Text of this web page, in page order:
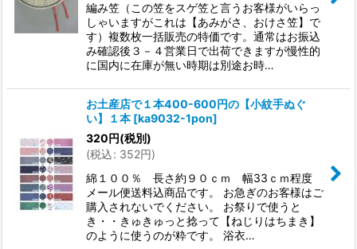
編み笠（この笠をスゲ笠と言うお客様がいらっ
しゃいますがこれは【あみがさ、おけさ笠】で
す）複数枚一括販売の特価です。通常はお振込
み確認後３－４営業日で出荷できますが慢性的
に国内に在庫が無い時期は別途お時…
お土産店で１本400-600円の【小紋手ぬぐ
い】１本 [ka9032-1pon]
320円(税別)
(税込: 352円)
綿１００％ 長さ約９０ｃｍ 幅33ｃｍ程度
メール便送料込商品です。 お急ぎのお客様はご
購入されないでください。 お祭りで使うと
き・・きゅきゅっと捻って【ねじりはちまき】
のように使うのが粋です。 浴衣…